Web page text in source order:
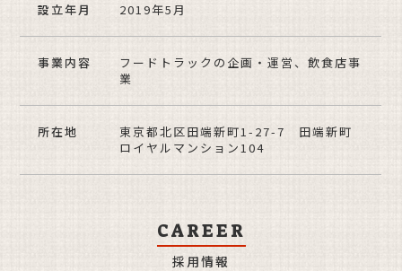
設立年月 2019年5月
事業内容
フードトラックの企画・運営、飲食店事
業
所在地
東京都北区田端新町1-27-7 田端新町
ロイヤルマンション104
CAREER
採用情報